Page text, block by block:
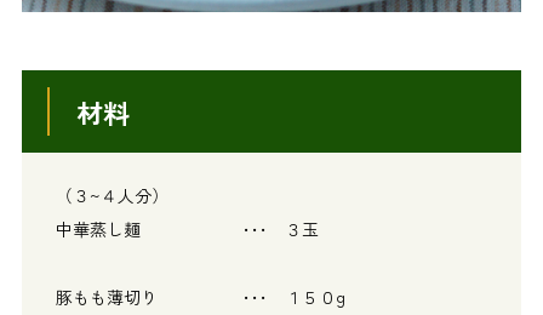
材料
（３~４人分）
中華蒸し麺 ･･･ ３玉
豚もも薄切り ･･･ １５０g